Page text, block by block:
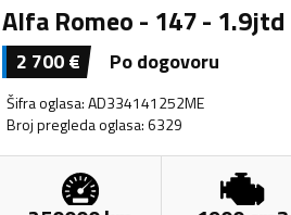
Alfa Romeo - 147 - 1.9jtd
2 700€ Po dogovoru
Šifra oglasa:AD334141252ME
Broj pregleda oglasa:6329